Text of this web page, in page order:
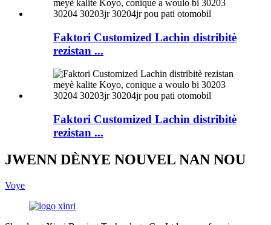
Faktori Customized Lachin distribitè
rezistan ...
Faktori Customized Lachin distribitè
rezistan ...
JWENN DÈNYE NOUVEL NAN NOU
Voye